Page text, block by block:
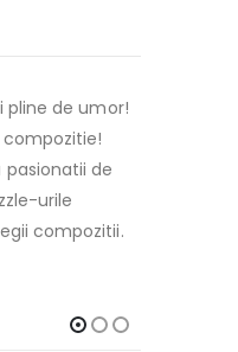
pline de umor!
de
urile
compozitii.